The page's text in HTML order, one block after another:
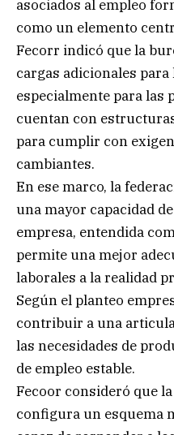
asociados al empleo
como un elemento
Fecorr indicó que la
cargas adicionales para
especialmente para las
cuentan con
para cumplir con
cambiantes.
En ese marco, la
una mayor capacidad
empresa, entendida
permite una mejor
laborales a la realidad
Según el planteo
contribuir a una
las necesidades de
de empleo estable.
Fecoor consideró que la
configura un esquema